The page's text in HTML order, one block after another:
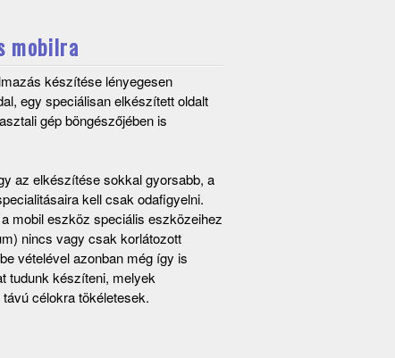
mobilra
készítése lényegesen
egy speciálisan elkészített oldalt
gép böngészőjében is
az elkészítése sokkal gyorsabb, a
kell csak odafigyelni.
mobil eszköz speciális eszközeihez
nincs vagy csak korlátozott
vételével azonban még így is
tudunk készíteni, melyek
célokra tökéletesek.